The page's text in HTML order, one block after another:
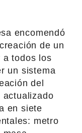
encomendó
de un
a todos los
un sistema
del
actualizado
en siete
metro